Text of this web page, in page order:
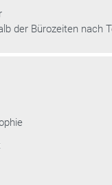
der Bürozeiten nach